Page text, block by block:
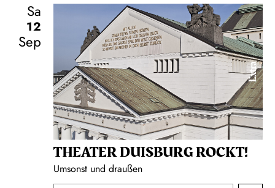
Sa
12
Sep
Extra
THEATER DUISBURG ROCKT!
Umsonst und draußen